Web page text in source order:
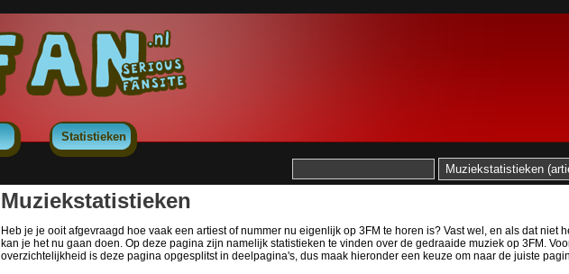
Statistieken
Muziekstatistieken
Heb je je ooit afgevraagd hoe vaak een artiest of nummer nu eigenlijk op 3FM te horen is? Vast wel, en als dat niet
kan je het nu gaan doen. Op deze pagina zijn namelijk statistieken te vinden over de gedraaide muziek op 3FM.
overzichtelijkheid is deze pagina opgesplitst in deelpagina's, dus maak hieronder een keuze om naar de juiste